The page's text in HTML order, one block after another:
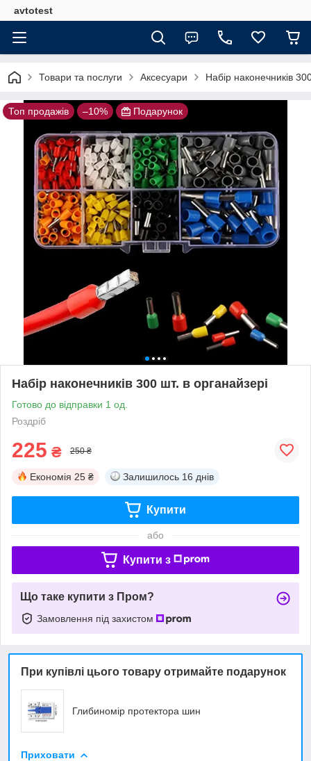
avtotest
Товари та послуги Аксесуари Набір наконечників
Топ продажів –10% Подарунок
Набір наконечників 300 шт. в органайзері
Готово до відправки 1 од.
Роздріб
225 ₴ 250 ₴
Економія 25 ₴ Залишилось 16 днів
Купити
або
Купити з
Що таке купити з Пром?
Замовлення під захистом
При купівлі цього товару отримайте подарунок
Глибиномір протектора шин
Приховати